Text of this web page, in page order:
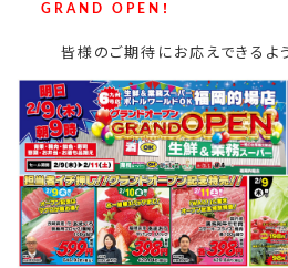
GRAND OPEN！
皆様のご期待にお応えできるよ